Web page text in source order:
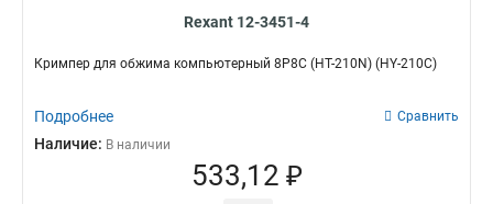
Rexant 12-3451-4
Кримпер для обжима компьютерный 8P8C (HT-210N) (HY-210C)
Подробнее Сравнить
Наличие: В наличии
533,12 ₽